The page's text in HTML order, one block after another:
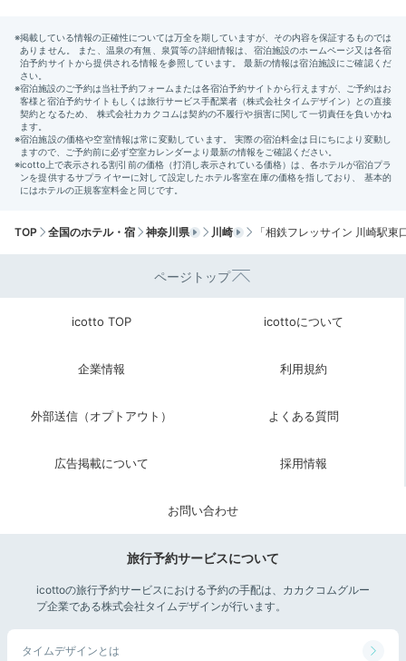
TOP 全国のホテル・宿 神奈川県 川崎 「相鉄フレッサイン 川崎駅東
ページトップ
icotto TOP icottoについて
企業情報 利用規約
外部送信（オプトアウト） よくある質問
広告掲載について 採用情報
お問い合わせ
旅行予約サービスについて
icottoの旅行予約サービスにおける予約の手配は、カカクコムグルー
プ企業である株式会社タイムデザインが行います。
タイムデザインとは